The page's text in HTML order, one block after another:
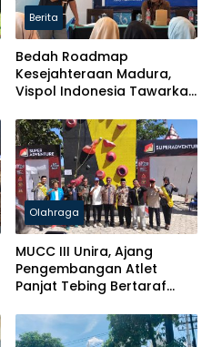
Berita
Bedah Roadmap
Kesejahteraan Madura,
Vispol Indonesia Tawarkan
Pendidikan hingga Hilirisasi
Olahraga
MUCC III Unira, Ajang
Pengembangan Atlet
Panjat Tebing Bertaraf